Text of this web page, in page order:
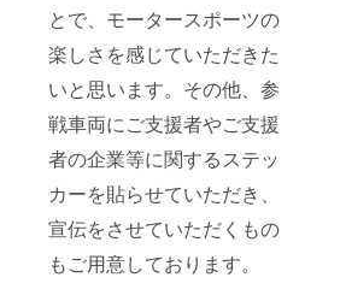
とで、モータースポーツの
楽しさを感じていただきた
いと思います。その他、参
戦車両にご支援者やご支援
者の企業等に関するステッ
カーを貼らせていただき、
宣伝をさせていただくもの
もご用意しております。